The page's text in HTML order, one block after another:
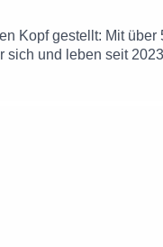
Kopf gestellt: Mit über
und leben seit
das eigene Leben